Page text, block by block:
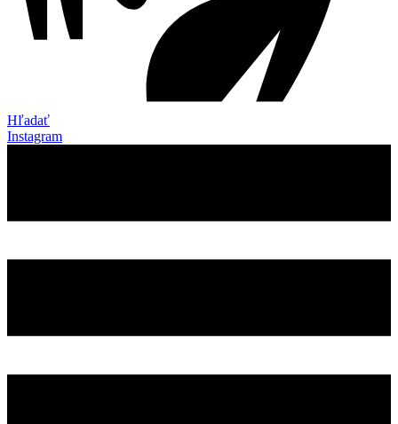
Hľadať
Instagram